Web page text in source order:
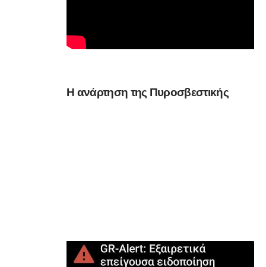
Η ανάρτηση της Πυροσβεστικής